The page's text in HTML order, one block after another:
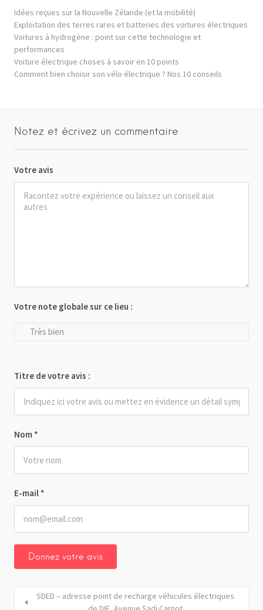
Idées reçues sur la Nouvelle Zélande (et la mobilité)
Exploitation des terres rares et batteries des voitures électriques
Voitures à hydrogène : point sur cette technologie et
performances
Voiture électrique choses à savoir en 10 points
Comment bien choisir son vélo électrique ? Nos 10 conseils
Notez et écrivez un commentaire
Votre avis
Nom *
E-mail *
Votre note globale sur ce lieu :
Très bien
Titre de votre avis :
SDED – adresse point de recharge véhicules électriques